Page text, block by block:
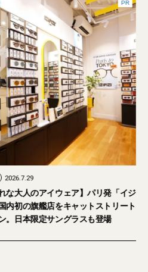
ス®︎」に
冬ファッ
【おしゃれな大人のアイ
ピジ」が国内初の旗艦店
にオープン。日本限定サ